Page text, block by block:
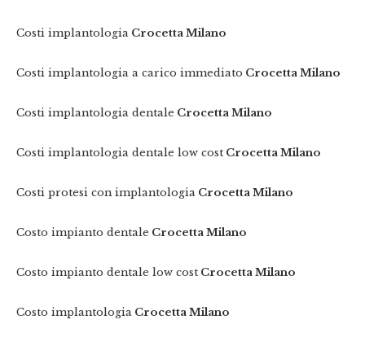
Costi implantologia Crocetta Milano
Costi implantologia a carico immediato Crocetta Milano
Costi implantologia dentale Crocetta Milano
Costi implantologia dentale low cost Crocetta Milano
Costi protesi con implantologia Crocetta Milano
Costo impianto dentale Crocetta Milano
Costo impianto dentale low cost Crocetta Milano
Costo implantologia Crocetta Milano